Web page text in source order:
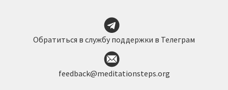
Обратиться в службу поддержки в Телеграм
feedback@meditationsteps.org